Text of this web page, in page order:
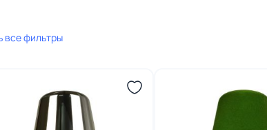
все фильтры